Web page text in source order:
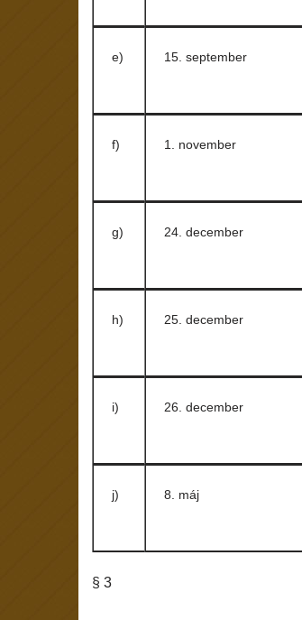
e) 15. september
f) 1. november
g) 24. december
h) 25. december
i) 26. december
j) 8. máj
§ 3